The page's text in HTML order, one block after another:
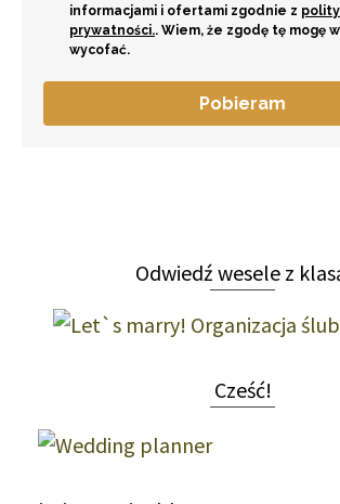
informacjami i ofertami zgodnie z
prywatności.. Wiem, że zgodę tę mogę
wycofać.
Pobieram
Odwiedź wesele z
Cześć!